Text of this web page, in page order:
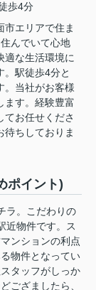
歩4分
市エリアで住ま
んでいて心地
適な生活環境に
。駅徒歩4分と
。当社がお客様
ます。経験豊富
てお任せくださ
待ちしておりま
ポイント)
ラ。こだわりの
近物件です。ス
ンションの利点
物件となってい
タッフがしっか
ござましたら、